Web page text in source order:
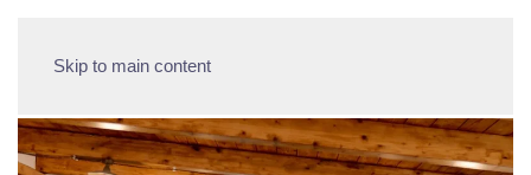
Skip to main content